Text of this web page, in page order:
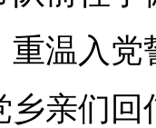
重温入
乡亲们